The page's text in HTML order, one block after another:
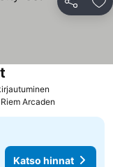
Jaa
Arcaden
Katso hinnat